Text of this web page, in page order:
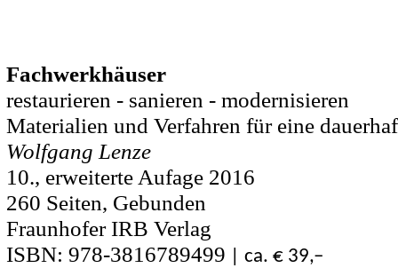
Fachwerkhäuser
restaurieren - sanieren - modernisieren
Materialien und Verfahren für eine
Wolfgang Lenze
10., erweiterte Aufage 2016
260 Seiten, Gebunden
Fraunhofer IRB Verlag
ISBN: 978-3816789499 | ca. € 39,–